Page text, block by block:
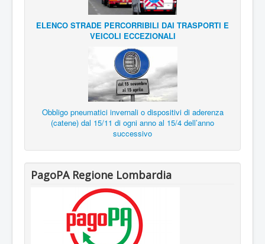
ELENCO STRADE PERCORRIBILI DAI TRASPORTI E
VEICOLI ECCEZIONALI
Obbligo pneumatici invernali o dispositivi di aderenza
(catene) dal 15/11 di ogni anno al 15/4 dell’anno
successivo
PagoPA Regione Lombardia